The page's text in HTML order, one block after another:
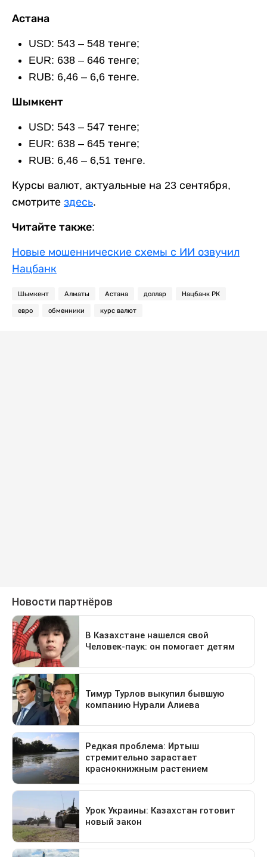
Астана
USD: 543 – 548 тенге;
EUR: 638 – 646 тенге;
RUB: 6,46 – 6,6 тенге.
Шымкент
USD: 543 – 547 тенге;
EUR: 638 – 645 тенге;
RUB: 6,46 – 6,51 тенге.
Курсы валют, актуальные на 23 сентября,
смотрите здесь.
Читайте также:
Новые мошеннические схемы с ИИ озвучил
Нацбанк
Шымкент Алматы Астана доллар Нацбанк РК
евро обменники курс валют